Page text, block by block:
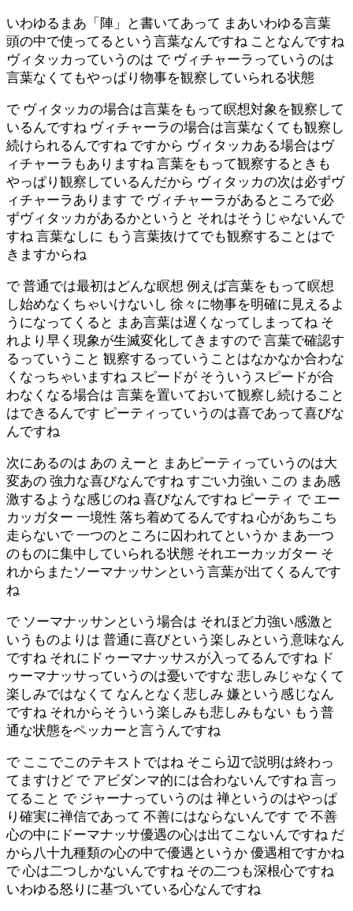
いわゆるまあ「陣」と書いてあって まあいわゆる言葉
頭の中で使ってるという言葉なんですね ことなんですね
ヴィタッカっていうのは で ヴィチャーラっていうのは
言葉なくてもやっぱり物事を観察していられる状態
で ヴィタッカの場合は言葉をもって瞑想対象を観察して
いるんですね ヴィチャーラの場合は言葉なくても観察し
続けられるんですね ですから ヴィタッカある場合はヴ
ィチャーラもありますね 言葉をもって観察するときも
やっぱり観察しているんだから ヴィタッカの次は必ずヴ
ィチャーラあります で ヴィチャーラがあるところで必
ずヴィタッカがあるかというと それはそうじゃないんで
すね 言葉なしに もう言葉抜けてでも観察することはで
きますからね
で 普通では最初はどんな瞑想 例えば言葉をもって瞑想
し始めなくちゃいけないし 徐々に物事を明確に見えるよ
うになってくると まあ言葉は遅くなってしまってね そ
れより早く現象が生滅変化してきますので 言葉で確認す
るっていうこと 観察するっていうことはなかなか合わな
くなっちゃいますね スピードが そういうスピードが合
わなくなる場合は 言葉を置いておいて観察し続けること
はできるんです ピーティっていうのは喜であって喜びな
んですね
次にあるのは あの えーと まあピーティっていうのは大
変あの 強力な喜びなんですね すごい力強い この まあ感
激するような感じのね 喜びなんですね ピーティ で エー
カッガター 一境性 落ち着めてるんですね 心があちこち
走らないで 一つのところに囚われてというか まあ一つ
のものに集中していられる状態 それエーカッガター そ
れからまたソーマナッサンという言葉が出てくるんです
ね
で ソーマナッサンという場合は それほど力強い感激と
いうものよりは 普通に喜びという楽しみという意味なん
ですね それにドゥーマナッサスが入ってるんですね ド
ゥーマナッサっていうのは憂いですな 悲しみじゃなくて
楽しみではなくて なんとなく悲しみ 嫌という感じなん
ですね それからそういう楽しみも悲しみもない もう普
通な状態をペッカーと言うんですね
で ここでこのテキストではね そこら辺で説明は終わっ
てますけど で アビダンマ的には合わないんですね 言っ
てること で ジャーナっていうのは 禅というのはやっぱ
り確実に禅信であって 不善にはならないんです で 不善
心の中にドーマナッサ優遇の心は出てこないんですね だ
から八十九種類の心の中で優遇というか 優遇相ですかね
で 心は二つしかないんですね その二つも深根心ですね
いわゆる怒りに基づいている心なんですね